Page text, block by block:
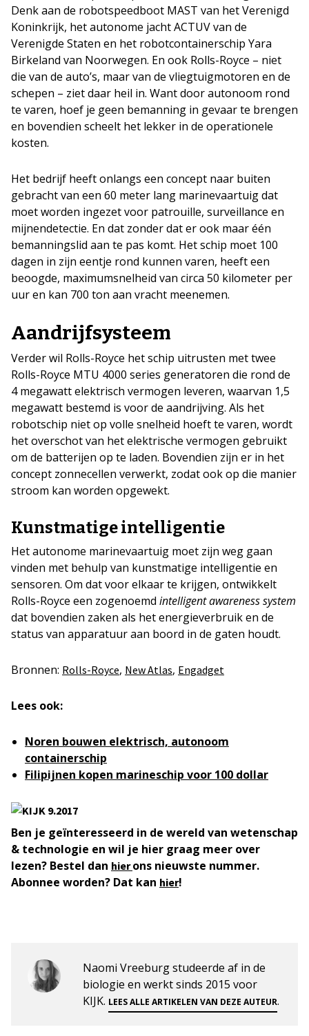
Denk aan de robotspeedboot MAST van het Verenigd
Koninkrijk, het autonome jacht ACTUV van de
Verenigde Staten en het robotcontainerschip Yara
Birkeland van Noorwegen. En ook Rolls-Royce – niet
die van de auto’s, maar van de vliegtuigmotoren en de
schepen – ziet daar heil in. Want door autonoom rond
te varen, hoef je geen bemanning in gevaar te brengen
en bovendien scheelt het lekker in de operationele
kosten.
Het bedrijf heeft onlangs een concept naar buiten
gebracht van een 60 meter lang marinevaartuig dat
moet worden ingezet voor patrouille, surveillance en
mijnendetectie. En dat zonder dat er ook maar één
bemanningslid aan te pas komt. Het schip moet 100
dagen in zijn eentje rond kunnen varen, heeft een
beoogde, maximumsnelheid van circa 50 kilometer per
uur en kan 700 ton aan vracht meenemen.
Aandrijfsysteem
Verder wil Rolls-Royce het schip uitrusten met twee
Rolls-Royce MTU 4000 series generatoren die rond de
4 megawatt elektrisch vermogen leveren, waarvan 1,5
megawatt bestemd is voor de aandrijving. Als het
robotschip niet op volle snelheid hoeft te varen, wordt
het overschot van het elektrische vermogen gebruikt
om de batterijen op te laden. Bovendien zijn er in het
concept zonnecellen verwerkt, zodat ook op die manier
stroom kan worden opgewekt.
Kunstmatige intelligentie
Het autonome marinevaartuig moet zijn weg gaan
vinden met behulp van kunstmatige intelligentie en
sensoren. Om dat voor elkaar te krijgen, ontwikkelt
Rolls-Royce een zogenoemd intelligent awareness system
dat bovendien zaken als het energieverbruik en de
status van apparatuur aan boord in de gaten houdt.
Bronnen: Rolls-Royce, New Atlas, Engadget
Lees ook:
Noren bouwen elektrisch, autonoom
containerschip
Filipijnen kopen marineschip voor 100 dollar
Ben je geïnteresseerd in de wereld van wetenschap
& technologie en wil je hier graag meer over
lezen? Bestel dan hierons nieuwste nummer.
Abonnee worden? Dat kan hier!
Naomi Vreeburg studeerde af in de
biologie en werkt sinds 2015 voor
KIJK. LEES ALLE ARTIKELEN VAN DEZE AUTEUR.